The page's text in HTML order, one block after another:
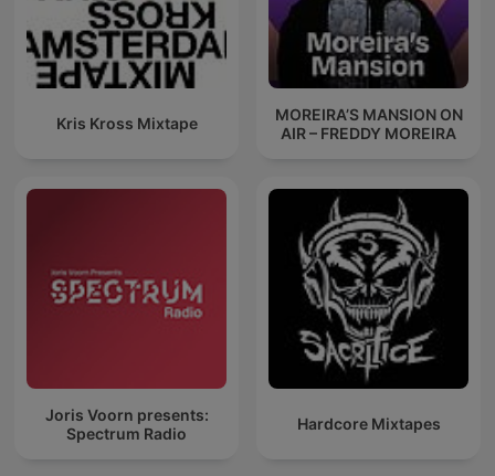
Kris Kross Mixtape
MOREIRA’S MANSION ON
AIR – FREDDY MOREIRA
Joris Voorn presents:
Spectrum Radio
Hardcore Mixtapes